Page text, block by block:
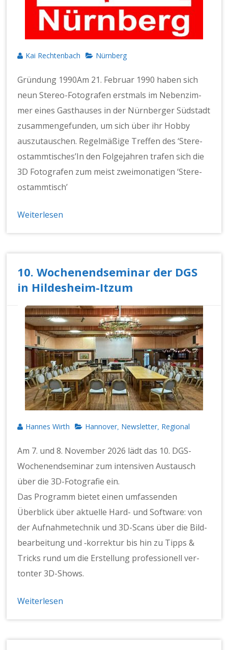
Kai Rechtenbach Nürnberg
Grün­dung 1990Am 21. Feb­ru­ar 1990 haben sich
neun Stereo-Fotografen erst­mals im Neben­z­im­
mer eines Gasthaus­es in der Nürn­berg­er Süd­stadt
zusam­menge­fun­den, um sich über ihr Hob­by
auszu­tauschen. Regelmäßige Tre­f­fen des ‘Stere­
ostammtis­ches’In den Fol­ge­jahren trafen sich die
3D Fotografen zum meist zwei­monati­gen ‘Stere­
ostammtisch’
Weiterlesen
10. Wochenendseminar der DGS
in Hildesheim-Itzum
Hannes Wirth Hannover Newsletter Regional
Am 7. und 8. Novem­ber 2026 lädt das 10. DGS-
Woch­enend­sem­i­nar zum inten­siv­en Aus­tausch
über die 3D-Fotografie ein.
Das Pro­gramm bietet einen umfassenden
Überblick über aktuelle Hard- und Soft­ware: von
der Auf­nah­me­tech­nik und 3D-Scans über die Bild­
bear­beitung und ‑kor­rek­tur bis hin zu Tipps &
Tricks rund um die Erstel­lung pro­fes­sionell ver­
ton­ter 3D-Shows.
Weiterlesen